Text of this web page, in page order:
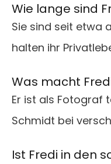
Wie lange sind
Sie sind seit etwa
halten ihr
Was macht
Er ist als Fotograf
Schmidt bei
Ist Fredi in den